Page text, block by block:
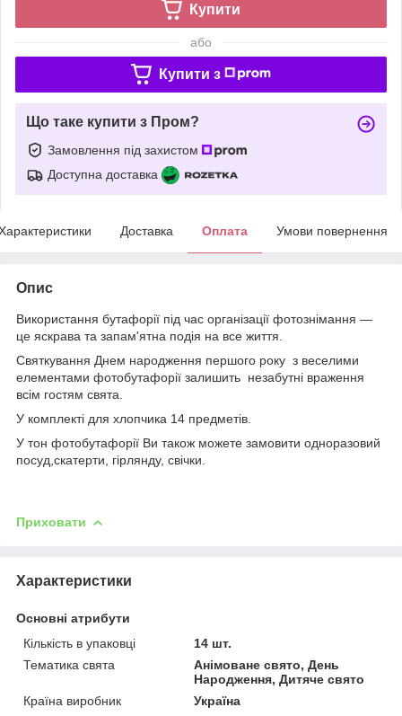
Купити
або
Купити з
Що таке купити з Пром?
Замовлення під захистом
Доступна доставка
Доставка Оплата Умови повернення
Опис
Використання бутафорії під час організації фотознімання —
це яскрава та запам'ятна подія на все життя.
Святкування Днем народження першого року з веселими
елементами фотобутафорії залишить незабутні враження
всім гостям свята.
У комплекті для хлопчика 14 предметів.
У тон фотобутафорії Ви також можете замовити одноразовий
посуд,скатерти, гірлянду, свічки.
Приховати
Характеристики
Основні атрибути
Кількість в упаковці
14 шт.
Тематика свята
Анімоване свято, День
Народження, Дитяче свято
Країна виробник
Україна